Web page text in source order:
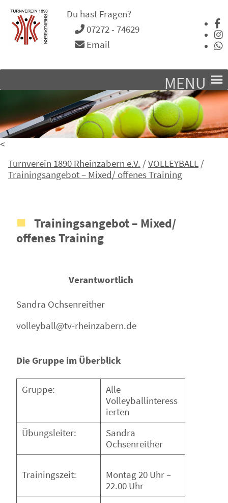
Du hast Fragen?
07272 - 74629
Email
MENU
<
Turnverein 1890 Rheinzabern e.V. /VOLLEYBALL /
Trainingsangebot – Mixed/ offenes Training
Trainingsangebot – Mixed/
offenes Training
Verantwortlich
Sandra Ochsenreither
volleyball@tv-rheinzabern.de
Die Gruppe im Überblick
Gruppe:
Alle
Volleyballinteress
ierten
Übungsleiter:
Sandra
Ochsenreither
Trainingszeit:
Montag 20 Uhr –
22.00 Uhr